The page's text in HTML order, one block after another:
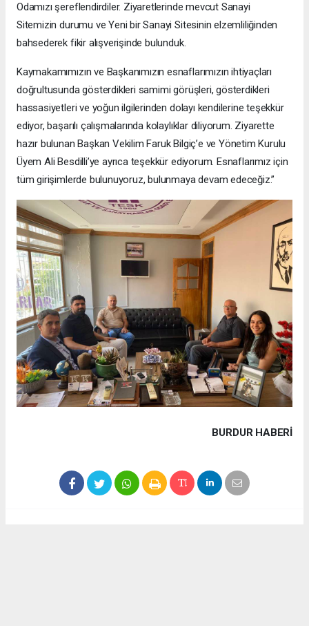
Odamızı şereflendirdiler. Ziyaretlerinde mevcut Sanayi
Sitemizin durumu ve Yeni bir Sanayi Sitesinin elzemliliğinden
bahsederek fikir alışverişinde bulunduk.
Kaymakamımızın ve Başkanımızın esnaflarımızın ihtiyaçları
doğrultusunda gösterdikleri samimi görüşleri, gösterdikleri
hassasiyetleri ve yoğun ilgilerinden dolayı kendilerine teşekkür
ediyor, başarılı çalışmalarında kolaylıklar diliyorum. Ziyarette
hazır bulunan Başkan Vekilim Faruk Bilgiç’e ve Yönetim Kurulu
Üyem Ali Besdilli’ye ayrıca teşekkür ediyorum. Esnaflarımız için
tüm girişimlerde bulunuyoruz, bulunmaya devam edeceğiz.”
BURDUR HABERİ